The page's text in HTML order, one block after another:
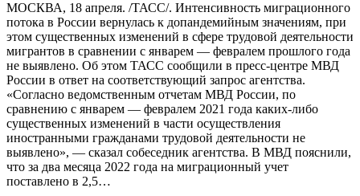
МОСКВА, 18 апреля. /ТАСС/. Интенсивность миграционного
потока в России вернулась к допандемийным значениям, при
этом существенных изменений в сфере трудовой деятельности
мигрантов в сравнении с январем — февралем прошлого года
не выявлено. Об этом ТАСС сообщили в пресс-центре МВД
России в ответ на соответствующий запрос агентства.
«Согласно ведомственным отчетам МВД России, по
сравнению с январем — февралем 2021 года каких-либо
существенных изменений в части осуществления
иностранными гражданами трудовой деятельности не
выявлено», — сказал собеседник агентства. В МВД пояснили,
что за два месяца 2022 года на миграционный учет
поставлено в 2,5…